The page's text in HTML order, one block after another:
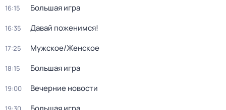
16:15 Большая игра
16:35 Давай поженимся!
17:25 Мужское/Женское
18:15 Большая игра
19:00 Вечерние новости